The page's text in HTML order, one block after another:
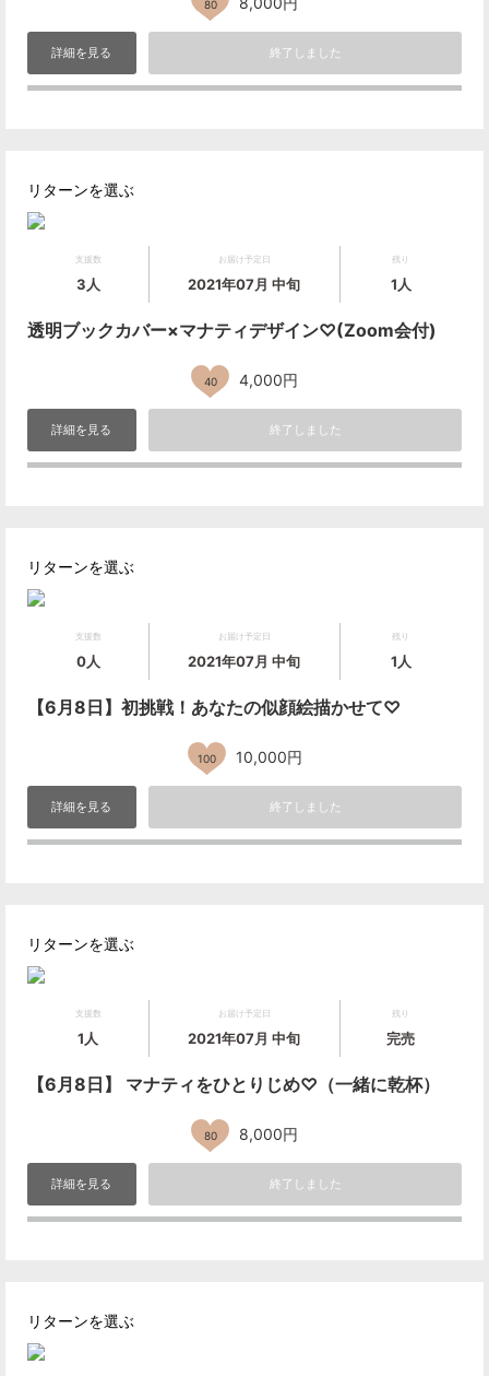
80
詳細を見る 終了しました
リターンを選ぶ
支援数
3人
お届け予定日
2021年07月 中旬
残り
1人
透明ブックカバー×マナティデザイン♡(Zoom会付)
40 4,000円
詳細を見る 終了しました
リターンを選ぶ
支援数
0人
お届け予定日
2021年07月 中旬
残り
1人
【6月8日】初挑戦！あなたの似顔絵描かせて♡
100 10,000円
詳細を見る 終了しました
リターンを選ぶ
支援数
1人
お届け予定日
2021年07月 中旬
残り
完売
【6月8日】 マナティをひとりじめ♡（一緒に乾杯）
80 8,000円
詳細を見る 終了しました
リターンを選ぶ